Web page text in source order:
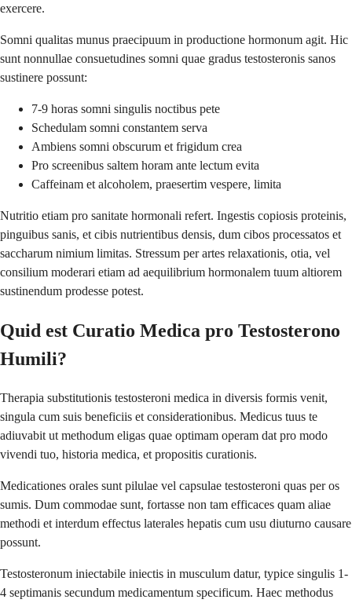
exercere.
Somni qualitas munus praecipuum in productione hormonum agit. Hic
sunt nonnullae consuetudines somni quae gradus testosteronis sanos
sustinere possunt:
7-9 horas somni singulis noctibus pete
Schedulam somni constantem serva
Ambiens somni obscurum et frigidum crea
Pro screenibus saltem horam ante lectum evita
Caffeinam et alcoholem, praesertim vespere, limita
Nutritio etiam pro sanitate hormonali refert. Ingestis copiosis proteinis,
pinguibus sanis, et cibis nutrientibus densis, dum cibos processatos et
saccharum nimium limitas. Stressum per artes relaxationis, otia, vel
consilium moderari etiam ad aequilibrium hormonalem tuum altiorem
sustinendum prodesse potest.
Quid est Curatio Medica pro Testosterono
Humili?
Therapia substitutionis testosteroni medica in diversis formis venit,
singula cum suis beneficiis et considerationibus. Medicus tuus te
adiuvabit ut methodum eligas quae optimam operam dat pro modo
vivendi tuo, historia medica, et propositis curationis.
Medicationes orales sunt pilulae vel capsulae testosteroni quas per os
sumis. Dum commodae sunt, fortasse non tam efficaces quam aliae
methodi et interdum effectus laterales hepatis cum usu diuturno causare
possunt.
Testosteronum iniectabile iniectis in musculum datur, typice singulis 1-
4 septimanis secundum medicamentum specificum. Haec methodus